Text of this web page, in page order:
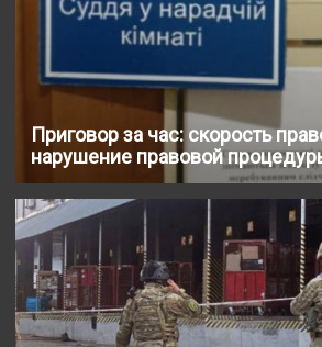
Приговор за час: скорость
нарушение правовой